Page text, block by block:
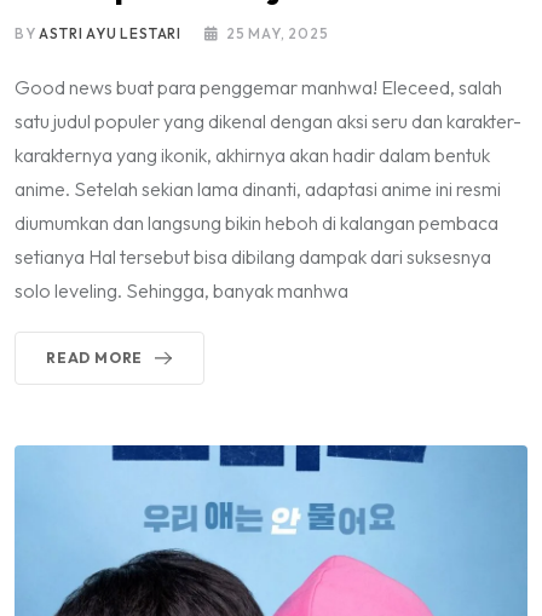
BYASTRI AYU LESTARI 25 MAY, 2025
Good news buat para penggemar manhwa! Eleceed, salah
satu judul populer yang dikenal dengan aksi seru dan karakter-
karakternya yang ikonik, akhirnya akan hadir dalam bentuk
anime. Setelah sekian lama dinanti, adaptasi anime ini resmi
diumumkan dan langsung bikin heboh di kalangan pembaca
setianya Hal tersebut bisa dibilang dampak dari suksesnya
solo leveling. Sehingga, banyak manhwa
READ MORE